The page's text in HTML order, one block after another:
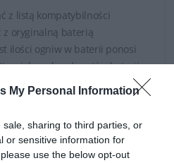
My Personal Information
sharing to third parties, or
or sensitive information for
use the below opt-out
z listą kompatybilności
oryginalną baterią
ilości ogniw w baterii ponosi
większych gabarytów baterii
zasięgnięcia porady
służą swoją fachową